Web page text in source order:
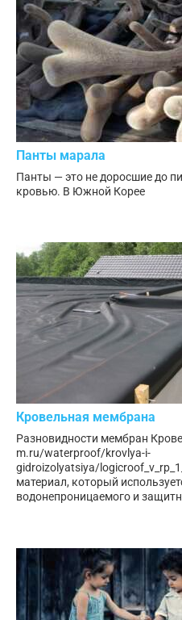
Панты марала
Панты — это не доросшие до
кровью. В Южной Корее
Кровельная мембрана
Разновидности мембран
m.ru/waterproof/krovlya-i-
gidroizolyatsiya/
материал, который
водонепроницаемого и